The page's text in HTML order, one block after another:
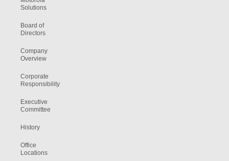
Solutions
Board of
Directors
Company
Overview
Corporate
Responsibility
Executive
Committee
History
Office
Locations